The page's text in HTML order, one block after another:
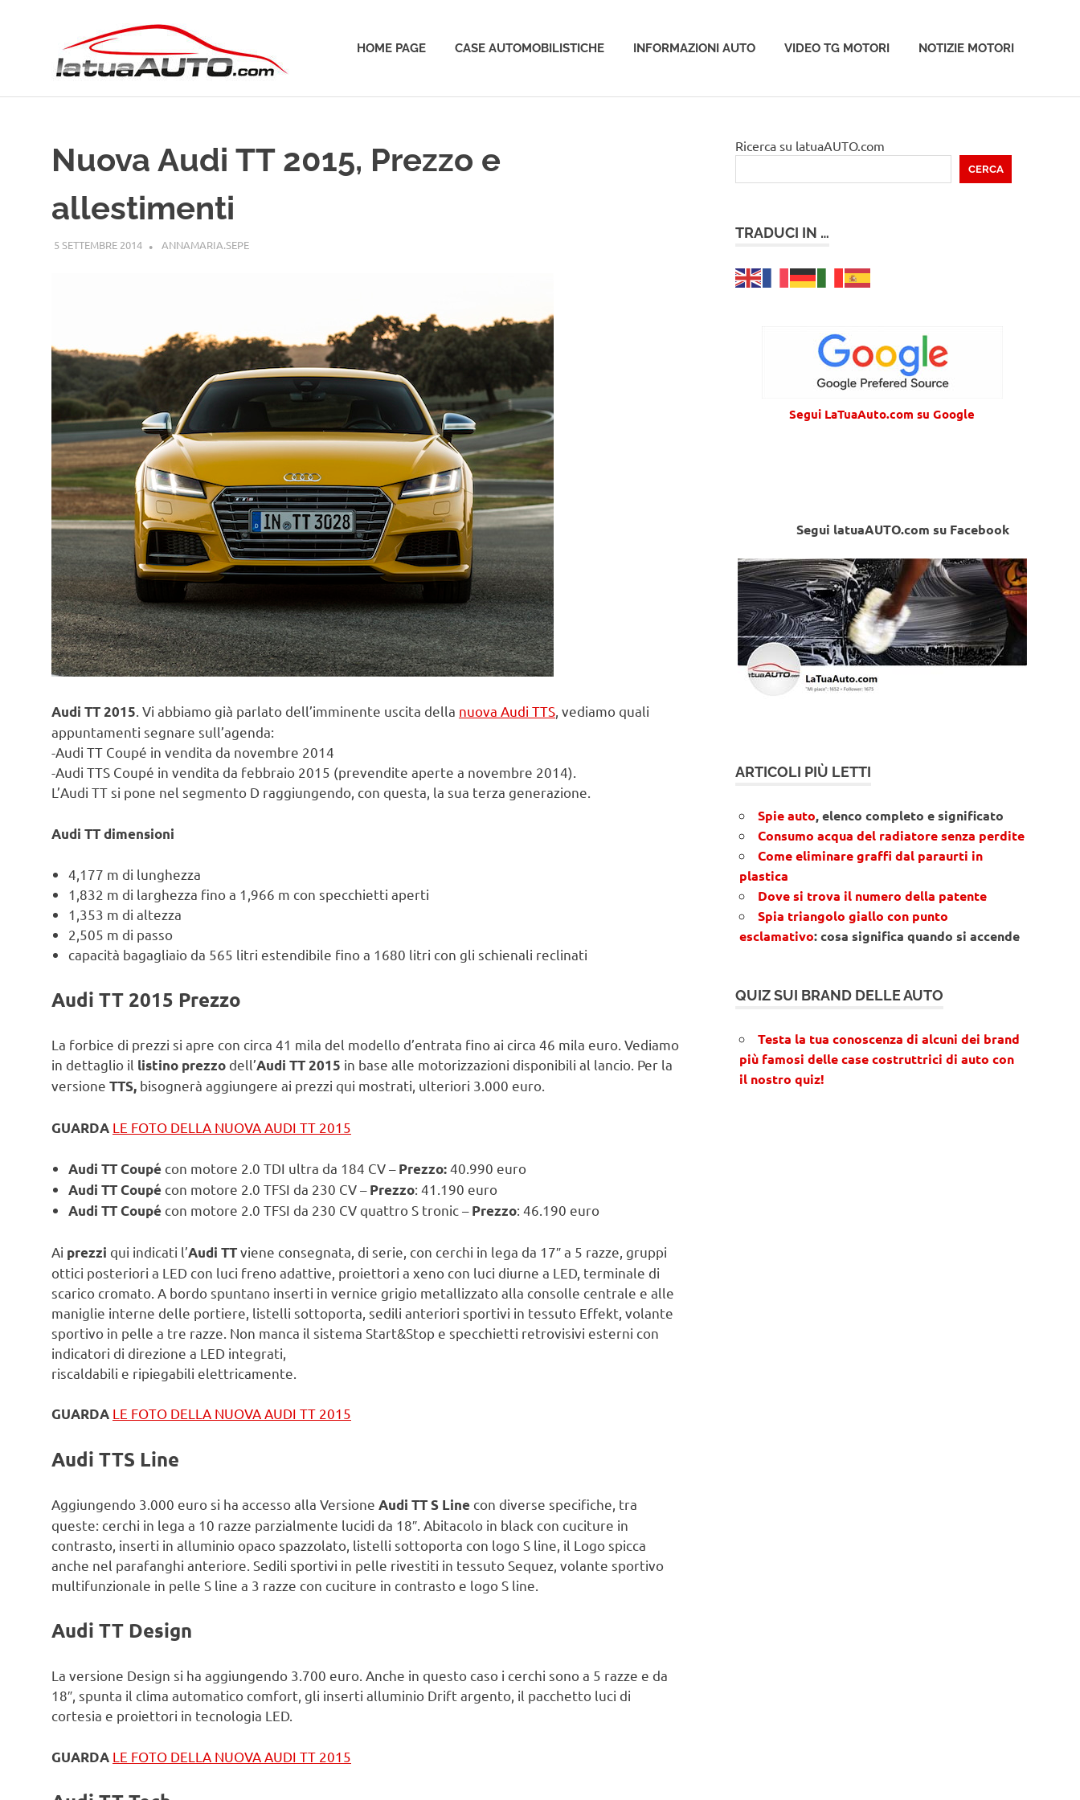
HOME PAGE CASE AUTOMOBILISTICHE INFORMAZIONI AUTO VIDEO TG MOTORI NOTIZIE MOTORI
Nuova Audi TT 2015, Prezzo e
allestimenti
5 SETTEMBRE 2014 ANNAMARIA.SEPEAUDI
Audi TT 2015. Vi abbiamo già parlato dell’imminente uscita della nuova Audi TTS, vediamo quali
appuntamenti segnare sull’agenda:
-Audi TT Coupé in vendita da novembre 2014
-Audi TTS Coupé in vendita da febbraio 2015 (prevendite aperte a novembre 2014).
L’Audi TT si pone nel segmento D raggiungendo, con questa, la sua terza generazione.
Audi TT dimensioni
4,177 m di lunghezza
1,832 m di larghezza fino a 1,966 m con specchietti aperti
1,353 m di altezza
2,505 m di passo
capacità bagagliaio da 565 litri estendibile fino a 1680 litri con gli schienali reclinati
Audi TT 2015 Prezzo
La forbice di prezzi si apre con circa 41 mila del modello d’entrata fino ai circa 46 mila euro. Vediamo
in dettaglio il listino prezzo dell’Audi TT 2015 in base alle motorizzazioni disponibili al lancio. Per la
versione TTS, bisognerà aggiungere ai prezzi qui mostrati, ulteriori 3.000 euro.
GUARDA LE FOTO DELLA NUOVA AUDI TT 2015
Audi TT Coupé con motore 2.0 TDI ultra da 184 CV –Prezzo:40.990 euro
Audi TT Coupé con motore 2.0 TFSI da 230 CV –Prezzo: 41.190 euro
Audi TT Coupé con motore 2.0 TFSI da 230 CV quattro S tronic –Prezzo: 46.190 euro
Ai prezzi qui indicati l’Audi TTviene consegnata, di serie, con cerchi in lega da 17″ a 5 razze, gruppi
ottici posteriori a LED con luci freno adattive, proiettori a xeno con luci diurne a LED, terminale di
scarico cromato. A bordo spuntano inserti in vernice grigio metallizzato alla consolle centrale e alle
maniglie interne delle portiere, listelli sottoporta, sedili anteriori sportivi in tessuto Effekt, volante
sportivo in pelle a tre razze. Non manca il sistema Start&Stop e specchietti retrovisivi esterni con
indicatori di direzione a LED integrati,
riscaldabili e ripiegabili elettricamente.
GUARDA LE FOTO DELLA NUOVA AUDI TT 2015
Audi TTS Line
Aggiungendo 3.000 euro si ha accesso alla Versione Audi TT S Line con diverse specifiche, tra
queste: cerchi in lega a 10 razze parzialmente lucidi da 18″. Abitacolo in black con cuciture in
contrasto, inserti in alluminio opaco spazzolato, listelli sottoporta con logo S line, il Logo spicca
anche nel parafanghi anteriore. Sedili sportivi in pelle rivestiti in tessuto Sequez, volante sportivo
multifunzionale in pelle S line a 3 razze con cuciture in contrasto e logo S line.
Audi TT Design
La versione Design si ha aggiungendo 3.700 euro. Anche in questo caso i cerchi sono a 5 razze e da
18″, spunta il clima automatico comfort, gli inserti alluminio Drift argento, il pacchetto luci di
cortesia e proiettori in tecnologia LED.
GUARDA LE FOTO DELLA NUOVA AUDI TT 2015
Ricerca su latuaAUTO.com
CERCA
TRADUCI IN …
Segui LaTuaAuto.com su Google
Segui latuaAUTO.com su Facebook
ARTICOLI PIÙ LETTI
Spie auto, elenco completo e significato
Consumo acqua del radiatore senza perdite
Come eliminare graffi dal paraurti in
plastica
Dove si trova il numero della patente
Spia triangolo giallo con punto
esclamativo: cosa significa quando si accende
QUIZ SUI BRAND DELLE AUTO
Testa la tua conoscenza di alcuni dei brand
più famosi delle case costruttrici di auto con
il nostro quiz!